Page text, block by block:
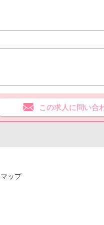
この求人に問い合
ップ